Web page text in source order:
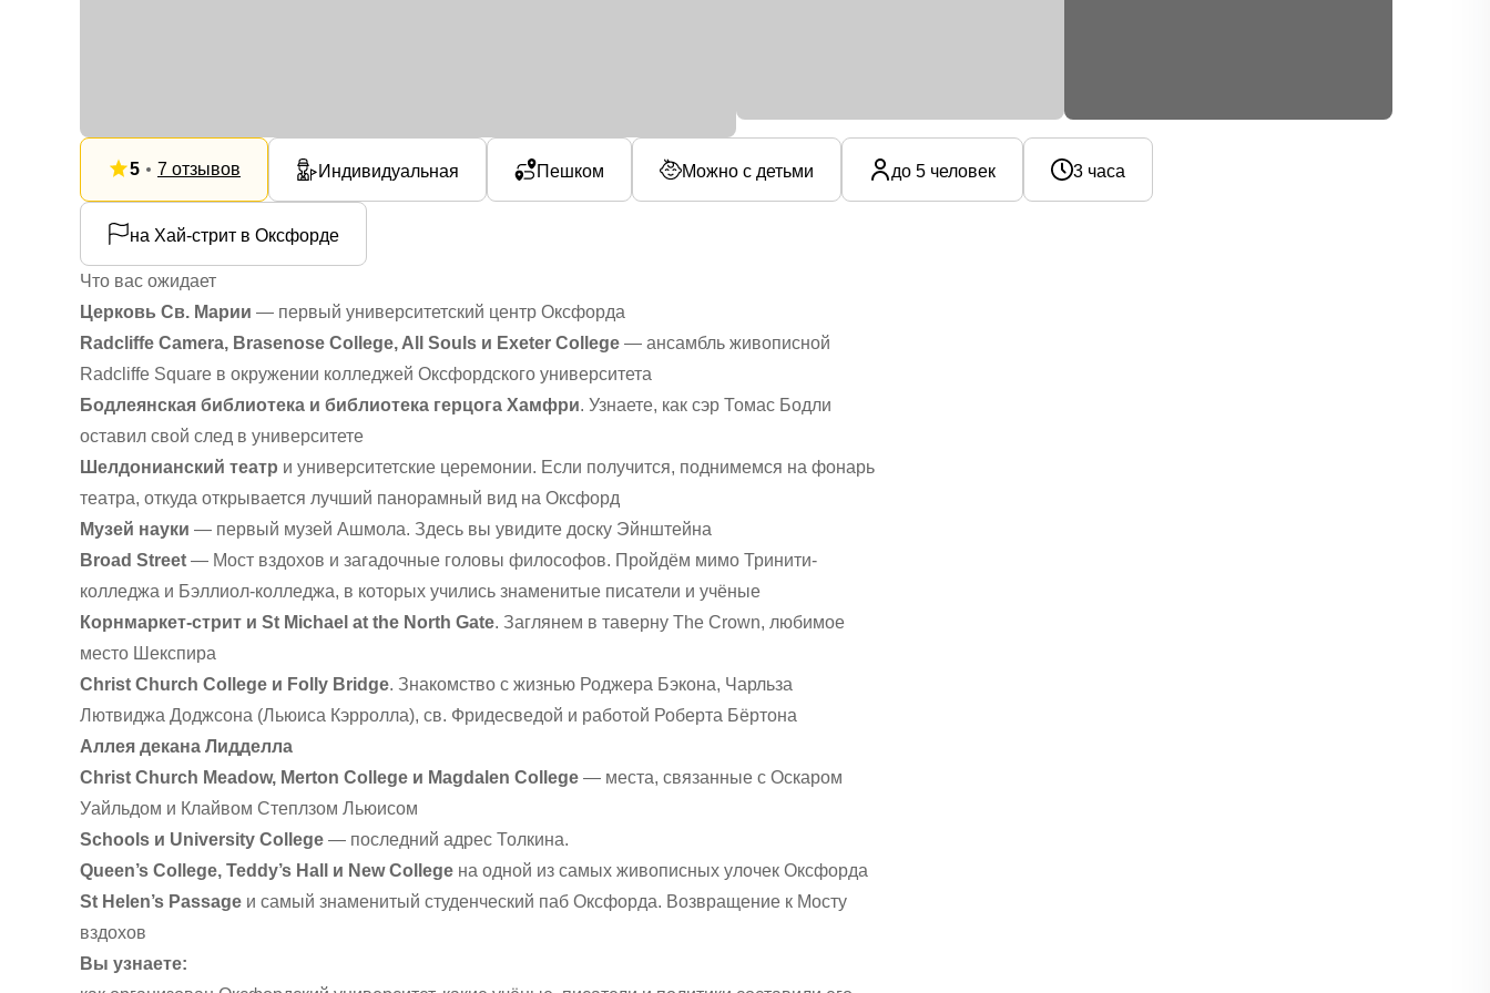
5 7 отзывов Индивидуальная Пешком Можно с детьми до 5 человек 3 часа
на Хай-стрит в Оксфорде
Что вас ожидает
Церковь Св. Марии — первый университетский центр Оксфорда
Radcliffe Camera, Brasenose College, All Souls и Exeter College — ансамбль живописной
Radcliffe Square в окружении колледжей Оксфордского университета
Бодлеянская библиотека и библиотека герцога Хамфри. Узнаете, как сэр Томас Бодли
оставил свой след в университете
Шелдонианский театр и университетские церемонии. Если получится, поднимемся на фонарь
театра, откуда открывается лучший панорамный вид на Оксфорд
Музей науки — первый музей Ашмола. Здесь вы увидите доску Эйнштейна
Broad Street — Мост вздохов и загадочные головы философов. Пройдём мимо Тринити-
колледжа и Бэллиол-колледжа, в которых учились знаменитые писатели и учёные
Корнмаркет-стрит и St Michael at the North Gate. Заглянем в таверну The Crown, любимое
место Шекспира
Christ Church College и Folly Bridge. Знакомство с жизнью Роджера Бэкона, Чарльза
Лютвиджа Доджсона (Льюиса Кэрролла), св. Фридесведой и работой Роберта Бёртона
Аллея декана Лидделла
Christ Church Meadow, Merton College и Magdalen College — места, связанные с Оскаром
Уайльдом и Клайвом Степлзом Льюисом
Schools и University College — последний адрес Толкина.
Queen’s College, Teddy’s Hall и New College на одной из самых живописных улочек Оксфорда
St Helen’s Passage и самый знаменитый студенческий паб Оксфорда. Возвращение к Мосту
вздохов
Вы узнаете: